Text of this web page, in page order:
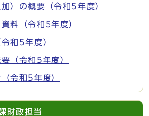
）の概要（令和5年度）
料（令和5年度）
和5年度）
（令和5年度）
令和5年度）
財政担当